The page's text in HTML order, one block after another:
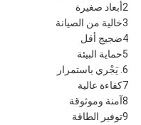
2أبعاد صغيرة
3خالية من الصيانة
4ضجيج أقل
5حماية البيئة
6. يَجْري باستمرار
7كفاءة عالية
8آمنة وموثوقة
9توفير الطاقة